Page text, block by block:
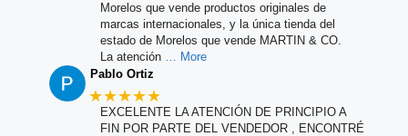
Morelos que vende productos originales de
marcas internacionales, y la única tienda del
estado de Morelos que vende MARTIN & CO.
La atención … More
Pablo Ortiz
★★★★★
EXCELENTE LA ATENCIÓN DE PRINCIPIO A
FIN POR PARTE DEL VENDEDOR , ENCONTRÉ